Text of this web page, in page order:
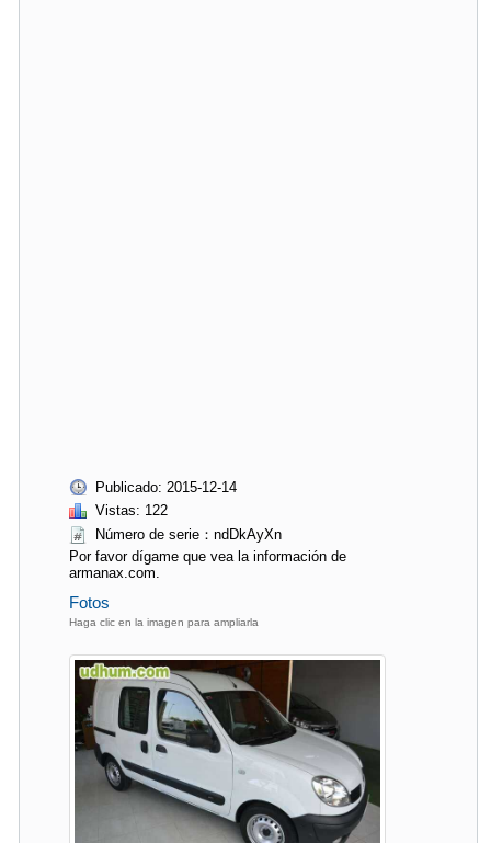
Publicado: 2015-12-14
Vistas: 122
Número de serie：ndDkAyXn
Por favor dígame que vea la información de
armanax.com.
Fotos
Haga clic en la imagen para ampliarla